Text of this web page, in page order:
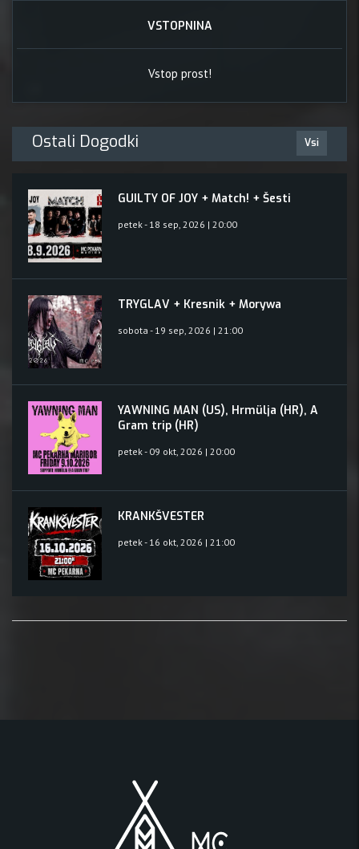
VSTOPNINA
Vstop prost!
Ostali Dogodki Vsi
GUILTY OF JOY + Match! + Šesti
petek - 18 sep, 2026 | 20:00
TRYGLAV + Kresnik + Morywa
sobota - 19 sep, 2026 | 21:00
YAWNING MAN (US), Hrmülja (HR), A
Gram trip (HR)
petek - 09 okt, 2026 | 20:00
KRANKŠVESTER
petek - 16 okt, 2026 | 21:00